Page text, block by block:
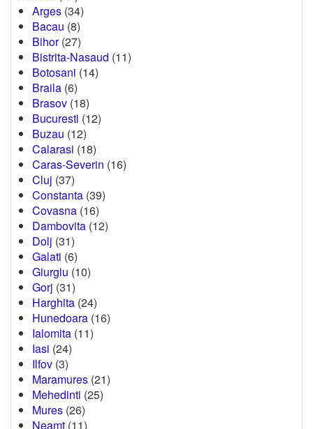
Arges (34)
Bacau (8)
Bihor(27)
Bistrita-Nasaud (11)
Botosani (14)
Braila (6)
Brasov (18)
Bucuresti (12)
Buzau (12)
Calarasi (18)
Caras-Severin (16)
Cluj (37)
Constanta (39)
Covasna (16)
Dambovita (12)
Dolj (31)
Galati (6)
Giurgiu (10)
Gorj (31)
Harghita (24)
Hunedoara (16)
Ialomita (11)
Iasi (24)
Ilfov (3)
Maramures (21)
Mehedinti (25)
Mures (26)
Neamt (11)